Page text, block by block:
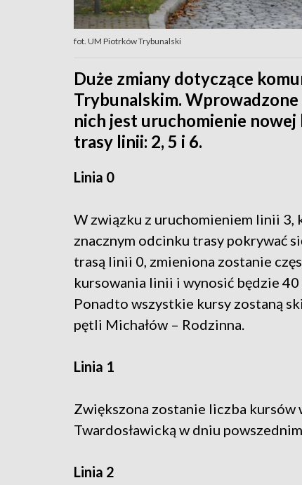
fot. UM Piotrków Trybunalski
Duże zmiany dotyczące
Trybunalskim. Wprowadzone
nich jest uruchomienie
trasy linii: 2, 5 i 6.
Linia 0
W związku z uruchomieniem linii 3,
znacznym odcinku trasy pokrywać
trasą linii 0, zmieniona zostanie
kursowania linii i wynosić będzie
Ponadto wszystkie kursy zostaną
pętli Michałów – Rodzinna.
Linia 1
Zwiększona zostanie liczba
Twardosławicką w dniu
Linia 2